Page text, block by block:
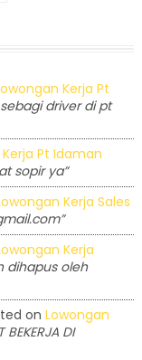
Kerja Pt
driver di pt
Pt Idaman
sopir ya”
Kerja Sales
Kerja
dihapus oleh
on Lowongan
BEKERJA DI